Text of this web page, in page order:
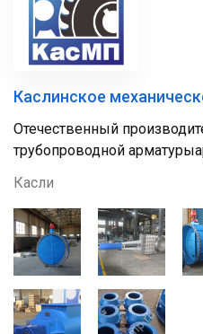
Каслинское
Отечественный
трубопроводной
Касли